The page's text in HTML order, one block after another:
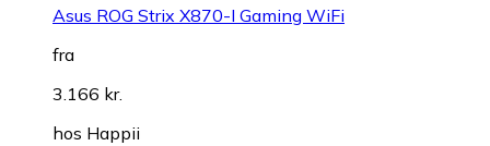
Asus ROG Strix X870-I Gaming WiFi
fra
3.166 kr.
hos Happii